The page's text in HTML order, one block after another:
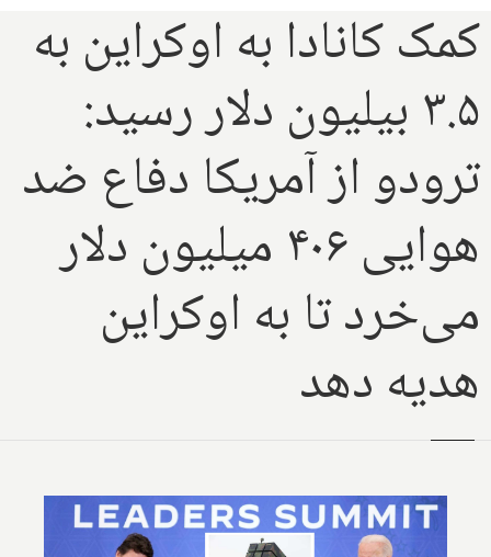
کمک کانادا به اوکراین به
۳.۵ بیلیون دلار رسید:
ترودو از آمریکا دفاع ضد
هوایی ۴۰۶ میلیون دلار
می‌خرد تا به اوکراین
هدیه دهد